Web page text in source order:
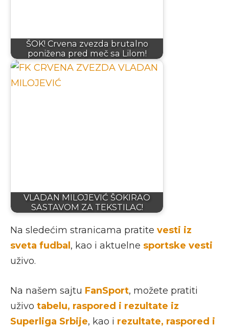
ŠOK! Crvena zvezda brutalno
ponižena pred meč sa Lilom!
VLADAN MILOJEVIĆ ŠOKIRAO
SASTAVOM ZA TEKSTILAC!
Na sledećim stranicama pratite vesti iz
sveta fudbal , kao i aktuelne sportske vesti
uživo.
Na našem sajtu FanSport, možete pratiti
uživo tabelu, raspored i rezultate iz
Superliga Srbije, kao i rezultate, raspored i